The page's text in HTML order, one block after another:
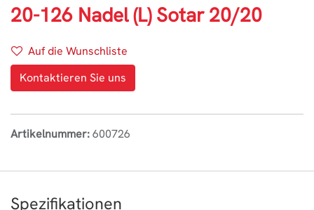
20-126 Nadel (L) Sotar 20/20
Auf die Wunschliste
Kontaktieren Sie uns
Artikelnummer:600726
Spezifikationen